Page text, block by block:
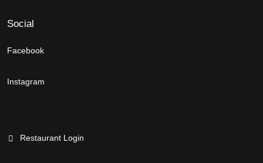
Social
Facebook
Instagram
Restaurant Login